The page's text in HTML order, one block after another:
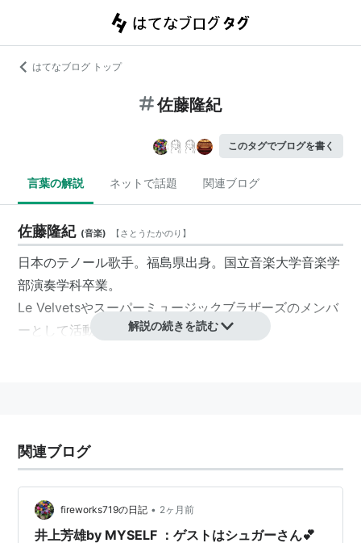
はてなブログ トップ
佐藤隆紀
このタグでブログを書く
言葉の解説 ネットで話題 関連ブログ
佐藤隆紀 (音楽) 【さとうたかのり 】
日本のテノール歌手。福島県出身。国立音楽大学音楽学
部演奏学科卒業。
Le Velvetsやスーパーミュージックブラザーズのメンバ
ーとして活動している。解説の続きを読む
関連ブログ
fireworks719の日記 • 2ヶ月前
井上芳雄by MYSELF ：ゲストはシュガーさん💕